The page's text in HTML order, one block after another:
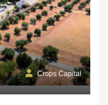
Crops Capital